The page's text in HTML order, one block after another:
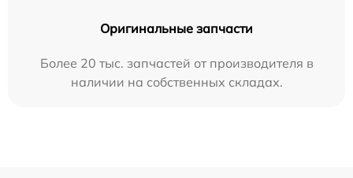
Оригинальные запчасти
Более 20 тыс. запчастей от производителя в
наличии на собственных складах.